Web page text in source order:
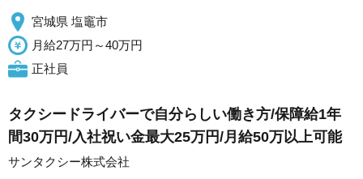
宮城県 塩竈市
月給27万円～40万円
正社員
タクシードライバーで自分らしい働き方/保障給1年
間30万円/入社祝い金最大25万円/月給50万以上可能
サンタクシー株式会社